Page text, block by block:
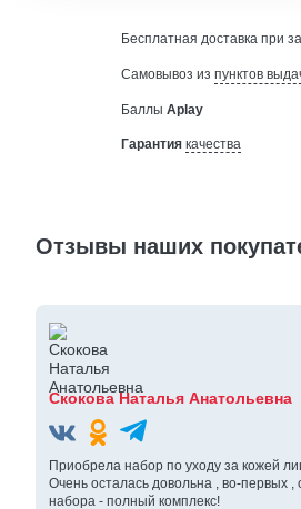
Бесплатная доставка при
Самовывоз из пунктов
Баллы Aplay
Гарантия качества
Отзывы наших
Скокова Наталья Анатольевна
Приобрела набор по уходу за кожей
Очень осталась довольна , во-первых ,
набора - полный комплекс!